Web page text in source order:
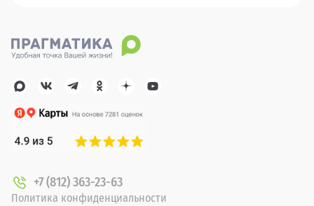
+7 (812) 363-23-63
Политика конфиденциальности